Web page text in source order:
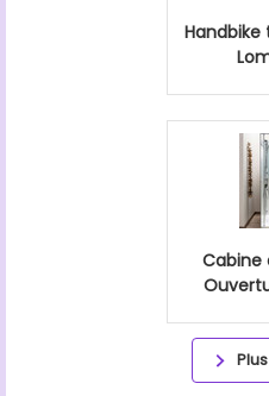
Cabine